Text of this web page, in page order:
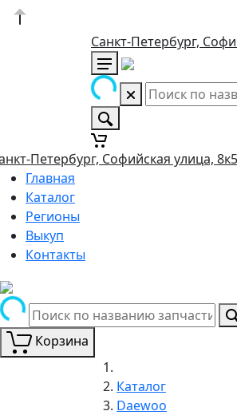
Санкт-Петербург,
Петербург, Софийская улица, 8к5
Главная
Каталог
Регионы
Выкуп
Контакты
Корзина
Каталог
Daewoo